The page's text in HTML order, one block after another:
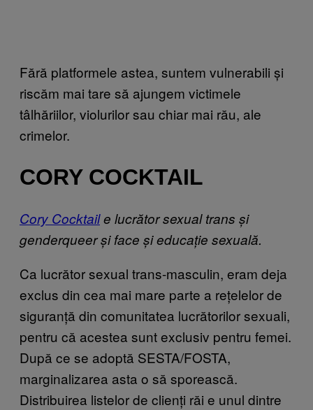
Fără platformele astea, suntem vulnerabili și
riscăm mai tare să ajungem victimele
tâlhăriilor, violurilor sau chiar mai rău, ale
crimelor.
CORY COCKTAIL
Cory Cocktaile lucrător sexual trans și
genderqueer și face și educație sexuală.
Ca lucrător sexual trans-masculin, eram deja
exclus din cea mai mare parte a rețelelor de
siguranță din comunitatea lucrătorilor sexuali,
pentru că acestea sunt exclusiv pentru femei.
După ce se adoptă SESTA/FOSTA,
marginalizarea asta o să sporească.
Distribuirea listelor de clienți răi e unul dintre